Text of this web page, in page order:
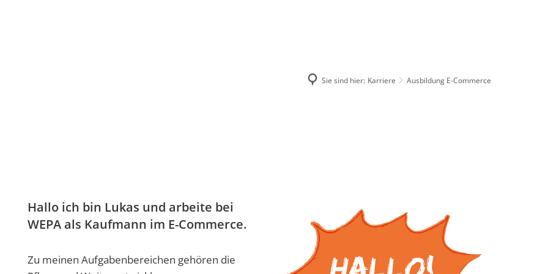
Wir bei WEPA
Sie sind hier: Karriere Ausbildung E-Commerce
Hallo ich bin Lukas und arbeite bei
WEPA als Kaufmann im E-Commerce.
Zu meinen Aufgabenbereichen gehören die